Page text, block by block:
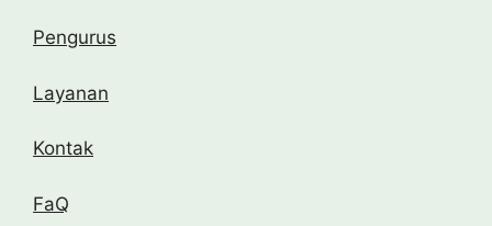
Pengurus
Layanan
Kontak
FaQ